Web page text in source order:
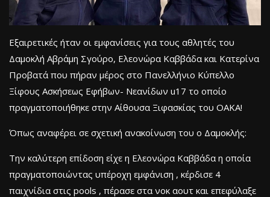
Εξαιρετικές ήταν οι εμφανίσεις για τους αθλητές του
Δαμοκλή Αβράμη Σγούρο, Ελεονώρα Καββάδα και Κατερίνα
Προβατά που πήραν μέρος στο Πανελλήνιο Κύπελλο
Ξίφους Ασκήσεως Εφήβων- Νεανίδων u17 το οποίο
πραγματοποιήθηκε στην Αίθουσα Ξιφασκίας του ΟΑΚΑ!
Όπως αναφέρει σε σχετική ανακοίνωση του ο Δαμοκλής:
Την καλύτερη επίδοση είχε η Ελεονώρα Καββάδα η οποία
πραγματοποιώντας υπέροχη εμφάνιση , κέρδισε 4
παιχνίδια στις pools , πέρασε στα νοκ αουτ και επεφύλαξε